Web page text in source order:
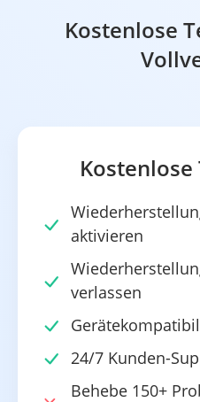
Kostenlose
aktivieren
verlassen
24/7 Kunden-
Behebe 150+